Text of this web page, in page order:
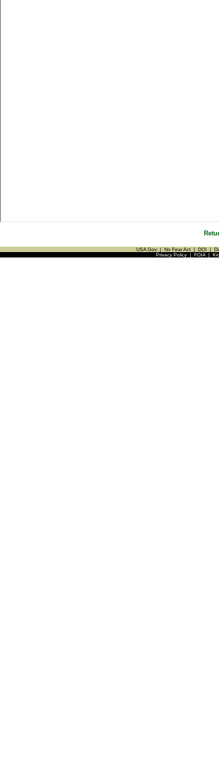
USA Gov | No Fear Act | DOI |
Privacy Policy| FOIA|